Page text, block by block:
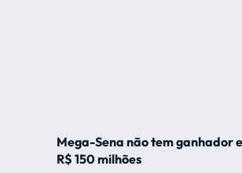
Mega-Sena não tem ganhador
R$ 150 milhões